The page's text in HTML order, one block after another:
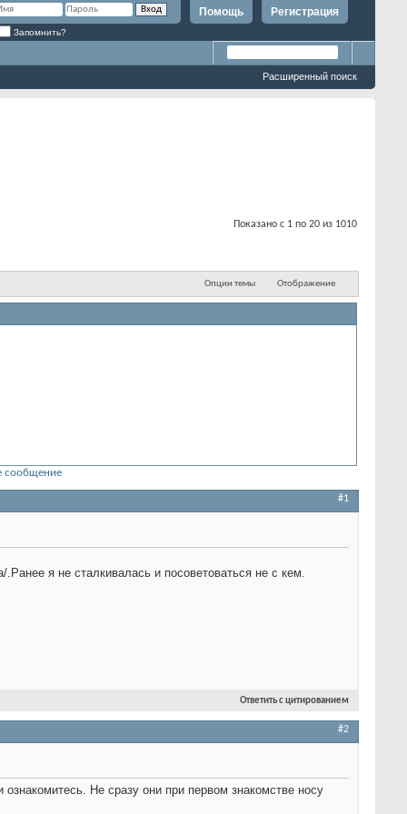
Регистрация
Помощь
Запомнить?
Расширенный поиск
Показано с 1 по 20 из 1010
Опции темы Отображение
сообщение
#1
я не сталкивалась и посоветоваться не с кем.
Ответить с цитированием
#2
Не сразу они при первом знакомстве носу